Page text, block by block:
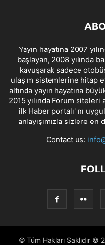
Yayın hayatına 2007
başlayan, 2008 yılında
kavuşarak sadece
ulaşım sistemlerine hitap
altında yayın hayatına
2015 yılında Forum siteleri
ilk Haber portalı' nı
anlayışımızla sizlere en
Contact us:
© Tüm Hakları Saklıdır ©